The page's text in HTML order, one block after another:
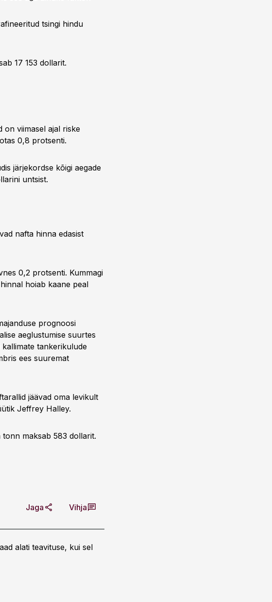
tsingi hindu
17 153 dollarit.
on viimasel ajal riske
0,8 protsenti.
järjekordse kõigi aegade
untsist.
nafta hinna edasist
0,2 protsenti. Kummagi
hoiab kaane peal
prognoosi
aeglustumise suurtes
tankerikulude
ees suuremat
jäävad oma levikult
Jeffrey Halley.
maksab 583 dollarit.
Jaga Vihja
alati teavituse, kui sel